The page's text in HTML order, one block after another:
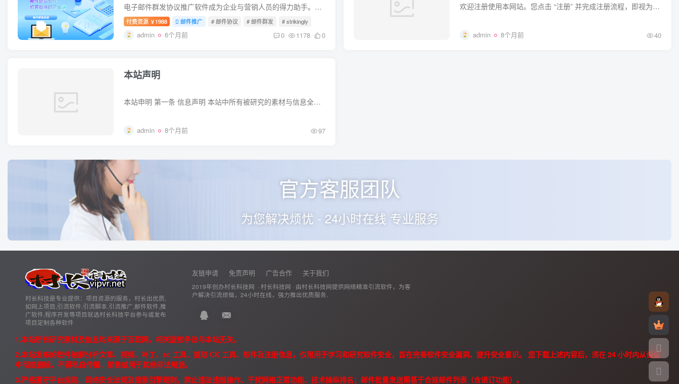
电子邮件群发协议推广软件成为企业与营销人员的得力助手。该软件依托先进的电子邮件群发协议，能将大量邮件以稳定、快速的方式发送出去，其功能强大，支持多格式邮件编辑内容，可个性化定制邮件...
付费资源 ￥ 1988 邮件推广 # 邮件协议 # 邮件群发 # strikingly
admin 6个月前 0 1178 0
欢迎注册使用本网站。您点击 “注册” 并完成注册流程，即视为同意本条款，本条款对您与本网站具有法律约束力。 一、服务说明 本网站服务的所有权和运作权归本网站所有。 用户需自行配备上网设...
admin 8个月前 40
本站声明
本站申明 第一条 信息声明 本站中所有被研究的素材与信息全部来源于互联网，版权争议与本站无关。本站所发布的任何软件的破解分析文章、破解分析视频、补丁、/zc工具/提取CK工具/软件和注册信...
admin 8个月前 97
官方客服团队
为您解决烦忧 - 24小时在线 专业服务
村长科技是专业提供：项目资源的服务，村长出优质,
如网上项目,引流软件,引流脚本,引流推广,邮件软件,推
广软件,程序开发等项目就选村长科技平台参与或发布
项目定制各种软件
友链申请 免责声明 广告合作 关于我们
2019年创办村长科技网 · 村长科技网 · 由村长科技网提供网络精准引流软件，为客
户解决引流烦恼，24小时在线，强力推出优质服务.
1.本站所有研究素材及信息均来源于互联网，相关版权争议与本站无关。
2.本站发布的软件破解分析文章、视频、补丁、zc 工具、提取 CK 工具、软件及注册信息，仅限用于学习和研究软件安全，旨在完善软件安全漏洞、提升安全意识。 您下载上述内容后，须在 24 小时内从设备
中彻底删除，不得私自传播、销售或用于其他非法用途。
3.严格遵守平台规则、网络安全法规及搜索引擎规则，禁止违法违规操作、干扰网络正常功能、技术操纵排名；邮件批量发送需基于合规邮件列表（含退订功能）。